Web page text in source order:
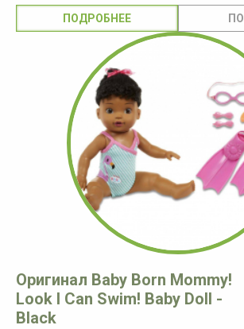
ПОДРОБНЕЕ
Оригинал Baby Born Mommy!
Look I Can Swim! Baby Doll -
Black